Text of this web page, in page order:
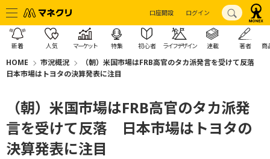
口座開設 ログイン
新着 人気 マーケット 特集 初心者 ライフデザイン 連載 著者 商
HOME 市況概況
（朝）米国市場はFRB高官のタカ派発言を受けて反落
日本市場はトヨタの決算発表に注目
（朝）米国市場はFRB高官のタカ派発
言を受けて反落 日本市場はトヨタの
決算発表に注目